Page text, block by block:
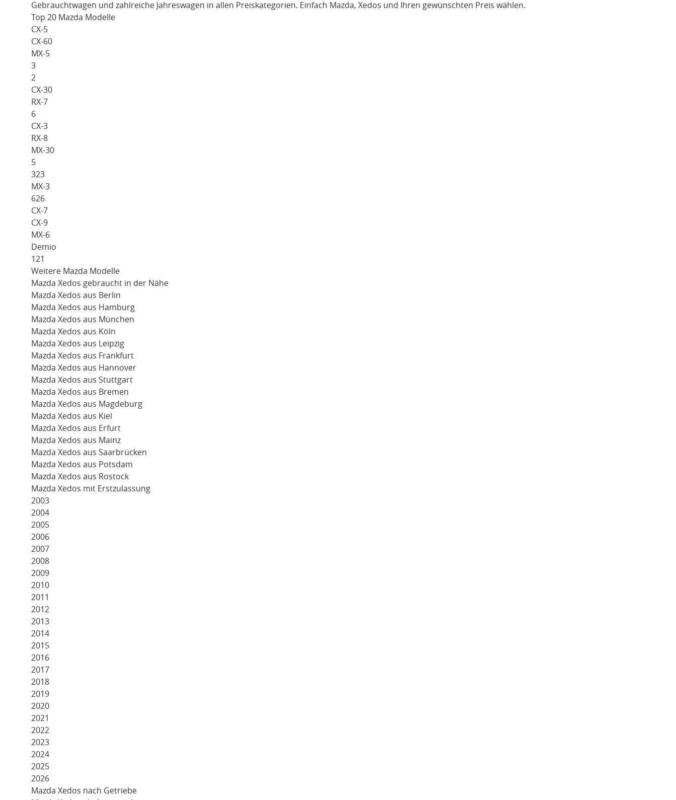
Gebrauchtwagen und zahlreiche Jahreswagen in allen Preiskategorien. Einfach Mazda, Xedos und Ihren gewünschten Preis wählen.
Top 20 Mazda Modelle
CX-5
CX-60
MX-5
3
2
CX-30
RX-7
6
CX-3
RX-8
MX-30
5
323
MX-3
626
CX-7
CX-9
MX-6
Demio
121
Weitere Mazda Modelle
Mazda Xedos gebraucht in der Nähe
Mazda Xedos aus Berlin
Mazda Xedos aus Hamburg
Mazda Xedos aus München
Mazda Xedos aus Köln
Mazda Xedos aus Leipzig
Mazda Xedos aus Frankfurt
Mazda Xedos aus Hannover
Mazda Xedos aus Stuttgart
Mazda Xedos aus Bremen
Mazda Xedos aus Magdeburg
Mazda Xedos aus Kiel
Mazda Xedos aus Erfurt
Mazda Xedos aus Mainz
Mazda Xedos aus Saarbrücken
Mazda Xedos aus Potsdam
Mazda Xedos aus Rostock
Mazda Xedos mit Erstzulassung
2003
2004
2005
2006
2007
2008
2009
2010
2011
2012
2013
2014
2015
2016
2017
2018
2019
2020
2021
2022
2023
2024
2025
2026
Mazda Xedos nach Getriebe